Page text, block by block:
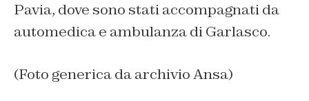
Pavia, dove sono stati accompagnati da
automedica e ambulanza di Garlasco.
(Foto generica da archivio Ansa)